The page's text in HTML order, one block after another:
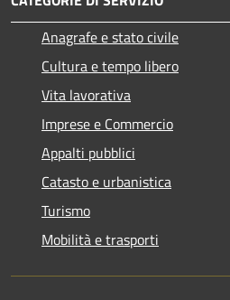
Anagrafe e stato civile
Cultura e tempo libero
Vita lavorativa
Imprese e Commercio
Appalti pubblici
Catasto e urbanistica
Turismo
Mobilità e trasporti